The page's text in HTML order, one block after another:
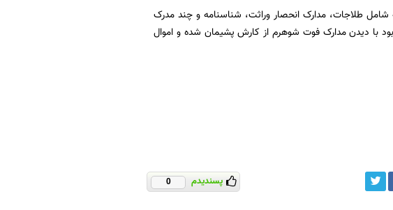
طلاجات، مدارک انحصار وراثت، شناسنامه و چند مدرک
با دیدن مدارک فوت شوهرم از کارش پشیمان شده و اموال
پسندیدم 0